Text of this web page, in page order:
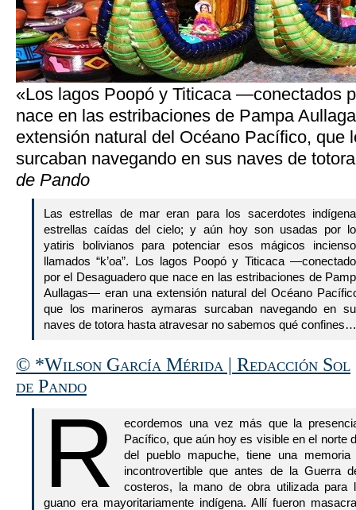
«Los lagos Poopó y Titicaca —conectados
nace en las estribaciones de Pampa
extensión natural del Océano Pacífico, que
surcaban navegando en sus naves de
de Pando
Las estrellas de mar eran para los sacerdotes
estrellas caídas del cielo; y aún hoy son usadas por
yatiris bolivianos para potenciar esos mágicos
llamados “k’oa”. Los lagos Poopó y Titicaca
por el Desaguadero que nace en las estribaciones de
Aullagas— eran una extensión natural del Océano
que los marineros aymaras surcaban navegando en
naves de totora hasta atravesar no sabemos qué confines…
© *Wilson García Mérida | Redacción Sol
de Pando
R
ecordemos una vez más que la
Pacífico, que aún hoy es visible en el norte
del pueblo mapuche, tiene una
incontrovertible que antes de la Guerra
costeros, la mano de obra utilizada
guano era mayoritariamente indígena. Allí fueron